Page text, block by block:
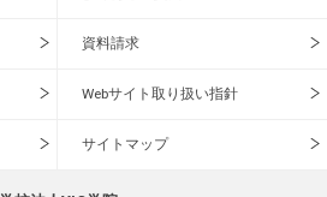
資料請求
Webサイト取り扱い指針
サイトマップ